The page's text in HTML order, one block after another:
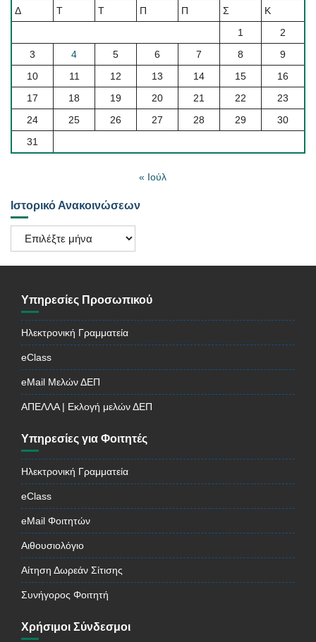
Δ Τ Τ Π Π Σ
Κ
1
2
3
4 5 6 7 8
9
10
11 12 13 14 15
16
17
18 19 20 21 22
23
24
25 26 27 28 29
30
31
« Ιούλ
Ιστορικό Ανακοινώσεων
Ιστορικό
Ανακοινώσεων
Υπηρεσίες Προσωπικού
Ηλεκτρονική Γραμματεία
eClass
eMail Μελών ΔΕΠ
ΑΠΕΛΛΑ | Εκλογή μελών ΔΕΠ
Υπηρεσίες για Φοιτητές
Ηλεκτρονική Γραμματεία
eClass
eMail Φοιτητών
Αιθουσιολόγιο
Αίτηση Δωρεάν Σίτισης
Συνήγορος Φοιτητή
Χρήσιμοι Σύνδεσμοι